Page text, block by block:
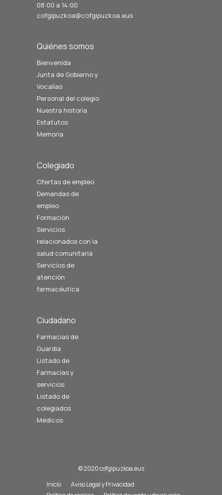
08:00 a 14:00
cofgipuzkoa@cofgipuzkoa.eus
Quiénes somos
Bienvenida
Junta de Gobierno y
Vocalías
Personal del colegio
Nuestra historia
Estatutos
Memoria
Colegiado
Ofertas de empleo
Demandas de
empleo
Formación
Servicios
relacionados con la
salud comunitaria
Servicios de
atención
farmacéutica
Ciudadano
Farmacias de
Guardia
Listado de
Farmacias y
servicios
Listado de
colegiados
Médicos
© 2020 cofgipuzkoa.eus
Inicio
Aviso Legal y Privacidad